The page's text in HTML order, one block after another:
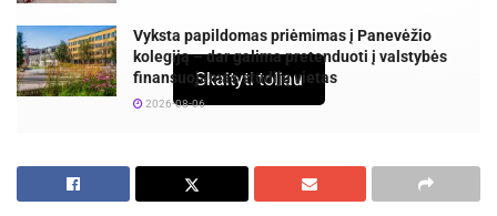
Vyksta papildomas priėmimas į Panevėžio
kolegiją – dar galima pretenduoti į valstybės
finansuojamas studijų vietas
2026-08-06
Šiauliuose vyko trečiasis Lietuvos regbio
jaunučių R-15 čempionato turas, kuriame puikiai
Skaityti toliau